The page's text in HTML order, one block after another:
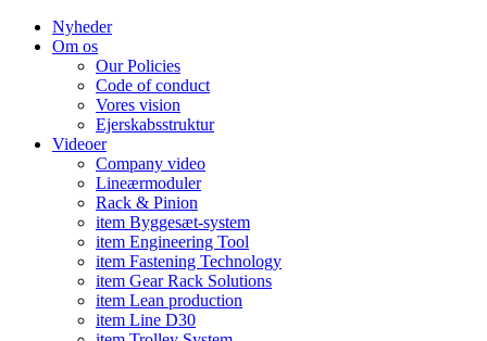
Nyheder
Om os
Our Policies
Code of conduct
Vores vision
Ejerskabsstruktur
Videoer
Company video
Lineærmoduler
Rack & Pinion
item Byggesæt-system
item Engineering Tool
item Fastening Technology
item Gear Rack Solutions
item Lean production
item Line D30